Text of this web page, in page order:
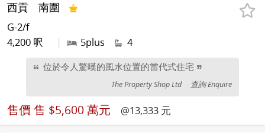
西貢 南圍
G-2/f
4,200 呎
| 5plus 4
位於令人驚嘆的風水位置的當代式住宅
The Property Shop Ltd 查詢 Enquire
售價 售 $5,600 萬元 @13,333 元